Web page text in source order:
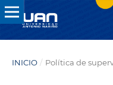
INICIO / Política de